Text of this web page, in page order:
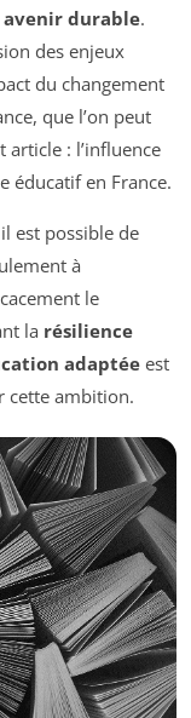
avenir durable.
des enjeux
du changement
que l’on peut
: l’influence
éducatif en France.
est possible de
à
le
la résilience
adaptéeest
cette ambition.